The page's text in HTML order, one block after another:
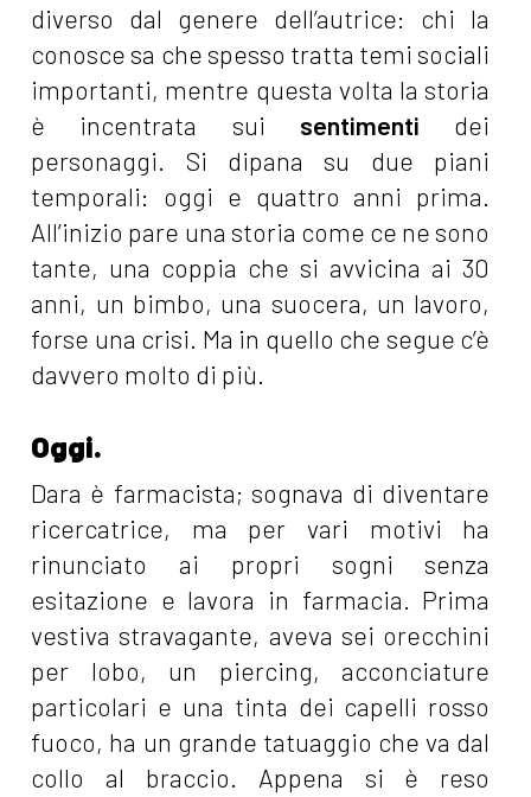
diverso dal genere dell’autrice: chi la
conosce sa che spesso tratta temi sociali
importanti, mentre questa volta la storia
è incentrata sui sentimenti dei
personaggi. Si dipana su due piani
temporali: oggi e quattro anni prima.
All’inizio pare una storia come ce ne sono
tante, una coppia che si avvicina ai 30
anni, un bimbo, una suocera, un lavoro,
forse una crisi. Ma in quello che segue c’è
davvero molto di più.
Oggi.
Dara è farmacista; sognava di diventare
ricercatrice, ma per vari motivi ha
rinunciato ai propri sogni senza
esitazione e lavora in farmacia. Prima
vestiva stravagante, aveva sei orecchini
per lobo, un piercing, acconciature
particolari e una tinta dei capelli rosso
fuoco, ha un grande tatuaggio che va dal
collo al braccio. Appena si è reso